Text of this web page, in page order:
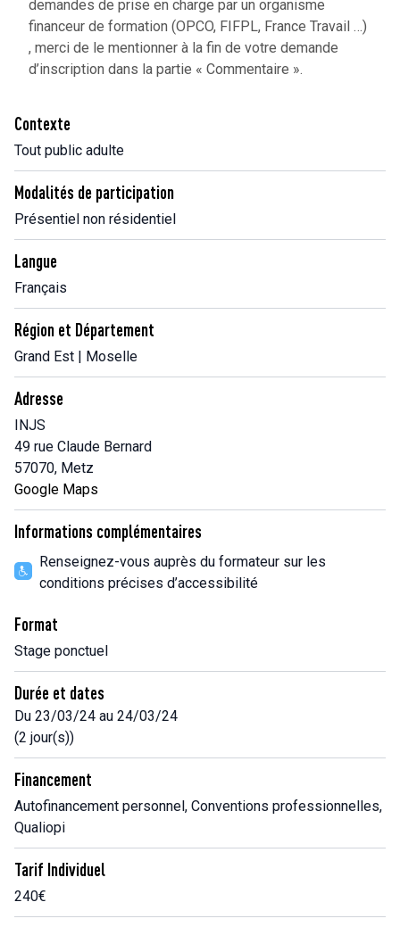
Contexte
Tout public adulte
Modalités de participation
Présentiel non résidentiel
Langue
Français
Région et Département
Grand Est | Moselle
Adresse
INJS
49 rue Claude Bernard
57070, Metz
Google Maps
Informations complémentaires
Renseignez-vous auprès du formateur sur les
conditions précises d’accessibilité
Format
Stage ponctuel
Durée et dates
Du 23/03/24 au 24/03/24
(2 jour(s))
Financement
Autofinancement personnel, Conventions professionnelles,
Qualiopi
Tarif Individuel
240€
demandes de prise en charge par un organisme
financeur de formation (OPCO, FIFPL, France Travail …)
, merci de le mentionner à la fin de votre demande
d’inscription dans la partie « Commentaire ».